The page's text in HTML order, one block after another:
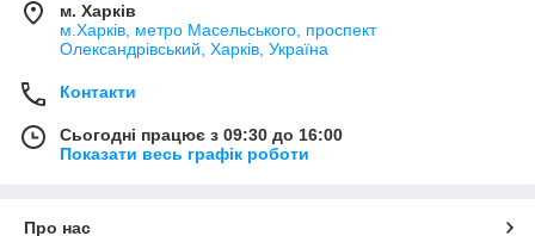
м. Харків
м.Харків, метро Масельського, проспект
Олександрівський, Харків, Україна
Контакти
Сьогодні працює з 09:30 до 16:00
Показати весь графік роботи
Про нас